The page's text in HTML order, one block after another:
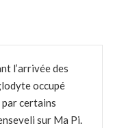
l’arrivée des
occupé
par certains
sur Ma Pi.